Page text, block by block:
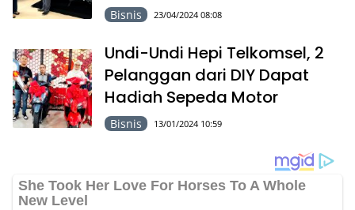
Bisnis 23/04/2024 08:08
Undi-Undi Hepi Telkomsel, 2
Pelanggan dari DIY Dapat
Hadiah Sepeda Motor
Bisnis 13/01/2024 10:59